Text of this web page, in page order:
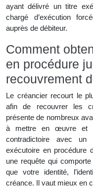
ayant délivré un titre
chargé d’exécution
auprès de débiteur.
Comment
en procédure
recouvrement
Le créancier recourt le
afin de recouvrer les
présente de nombreux
à mettre en œuvre et
contradictoire avec
exécutoire en procédure
une requête qui
que votre identité,
créance. Il vaut mieux en